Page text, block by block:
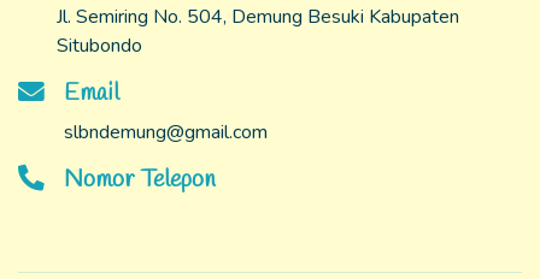
Jl. Semiring No. 504, Demung Besuki Kabupaten
Situbondo
Email
slbndemung@gmail.com
Nomor Telepon